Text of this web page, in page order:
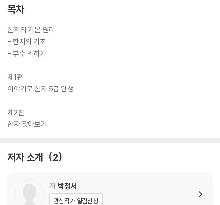
4. 한자 학습을 도와줄 부가 자료 4종 제공!
응시를 원하는 시행처의 모의고사를 출력해 풀이하여 실전 감각을 기르고
실력을 점검할 수 있어요.
각 시행처의 5급 배정한자를 한눈에 확인할 수 있어요.
교재에 수록된 5급 배정한자를 써 보며 복습과 동시에 쓰기 실력을 키울
수 있어요.
학습 시 한자 어원풀이를 함께 들으며 학습할 수 있도록 MP3 파일을 제공
목차
한자의 기본 원리
- 한자의 기초
- 부수 익히기
제1편
이야기로 한자 5급 완성
제2편
한자 찾아보기
저자 소개 2
저 박정서
관심작가 알림신청